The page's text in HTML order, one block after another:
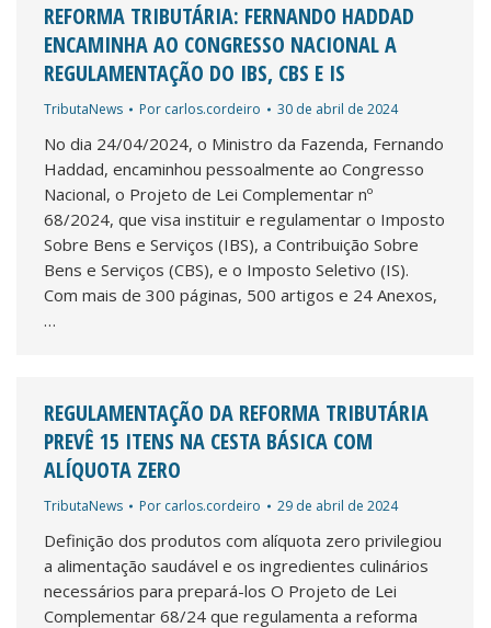
REFORMA TRIBUTÁRIA: FERNANDO HADDAD
ENCAMINHA AO CONGRESSO NACIONAL A
REGULAMENTAÇÃO DO IBS, CBS E IS
TributaNews Por carlos.cordeiro 30 de abril de 2024
No dia 24/04/2024, o Ministro da Fazenda, Fernando
Haddad, encaminhou pessoalmente ao Congresso
Nacional, o Projeto de Lei Complementar nº
68/2024, que visa instituir e regulamentar o Imposto
Sobre Bens e Serviços (IBS), a Contribuição Sobre
Bens e Serviços (CBS), e o Imposto Seletivo (IS).
Com mais de 300 páginas, 500 artigos e 24 Anexos,
…
REGULAMENTAÇÃO DA REFORMA TRIBUTÁRIA
PREVÊ 15 ITENS NA CESTA BÁSICA COM
ALÍQUOTA ZERO
TributaNews Por carlos.cordeiro 29 de abril de 2024
Definição dos produtos com alíquota zero privilegiou
a alimentação saudável e os ingredientes culinários
necessários para prepará-los O Projeto de Lei
Complementar 68/24 que regulamenta a reforma